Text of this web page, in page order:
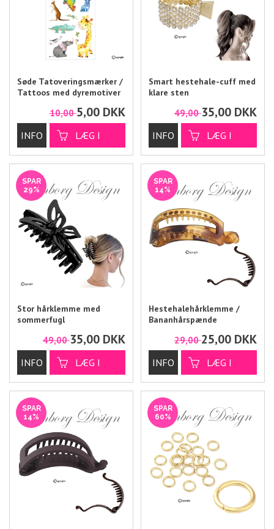
Søde Tatoveringsmærker /
Tattoos med dyremotiver
10,005,00 DKK
Smart hestehale-cuff med
klare sten
49,0035,00 DKK
SPAR
29%
Stor hårklemme med
sommerfugl
49,0035,00 DKK
SPAR
14%
Hestehalehårklemme /
Bananhårspænde
29,0025,00 DKK
SPAR
14%
SPAR
60%